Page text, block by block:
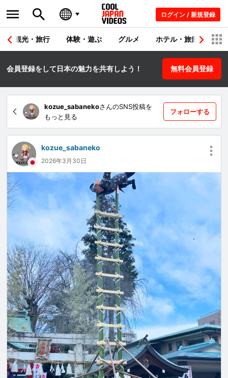
ログイン / 新規登録
観光・旅行 体験・遊ぶ グルメ ホテル・旅館 シ
会員登録をして日本の魅力を共有しよう！ 無料会員登録
kozue_sabanekoさんのSNS投稿を
もっと見る
フォローする
kozue_sabaneko
2026年3月30日